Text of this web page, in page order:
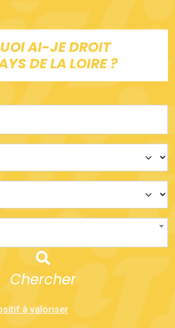
AI-JE DROIT
DE LA LOIRE ?
Chercher
à valoriser